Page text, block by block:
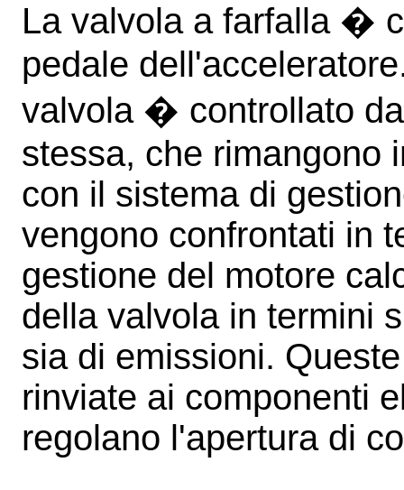
La valvola a farfalla �
pedale
valvola � controllato
stessa, che rimangono
con il sistema di
vengono confrontati in
gestione del motore
della valvola in termini
sia di emissioni.
rinviate ai componenti
regolano l'apertura di